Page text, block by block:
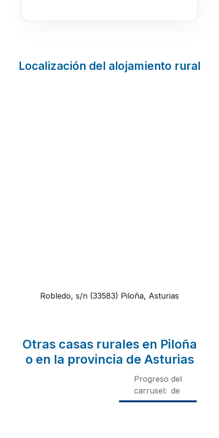
Localización del alojamiento rural
Robledo, s/n (33583) Piloña, Asturias
Otras casas rurales en Piloña
o en la provincia de Asturias
Progreso del
carrusel: de